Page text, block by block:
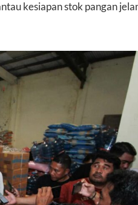
kesiapan stok pangan